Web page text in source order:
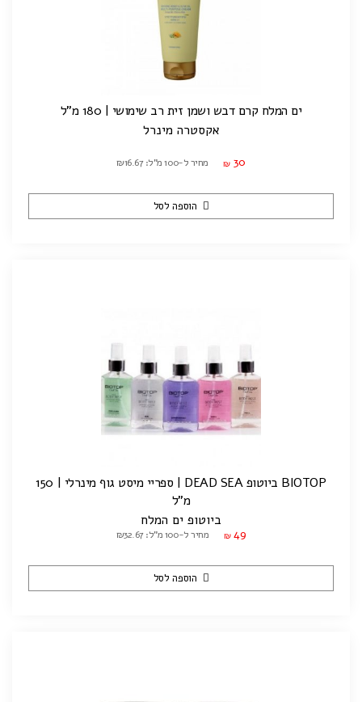
ים המלח קרם דבש ושמן זית רב שימושי | 180 מ"ל
אקסטרה מינרל
₪ 30 מחיר ל-100 מ"ל: ₪16.67
הוספה לסל
BIOTOP ביוטופ DEAD SEA | ספריי מיסט גוף מינרלי | 150
מ"ל
ביוטופ ים המלח
₪ 49 מחיר ל-100 מ"ל: ₪32.67
הוספה לסל